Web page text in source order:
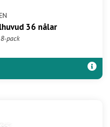
36 nålar
pack